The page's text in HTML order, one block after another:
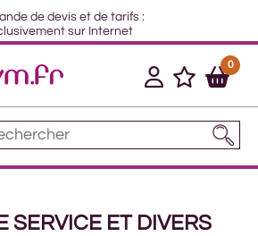
de devis et de tarifs :
sur Internet
0
SERVICE ET DIVERS